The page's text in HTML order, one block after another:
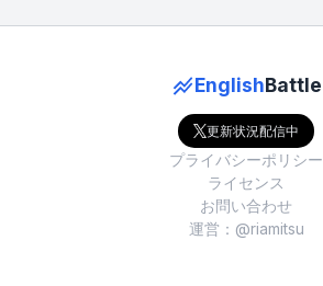
EnglishBattle
更新状況配信中
プライバシーポリシー
ライセンス
お問い合わせ
運営：@riamitsu